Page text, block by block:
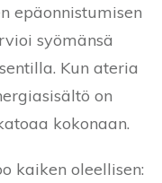
epäonnistumisen
syömänsä
Kun ateria
on
kokonaan.
kaiken oleellisen: